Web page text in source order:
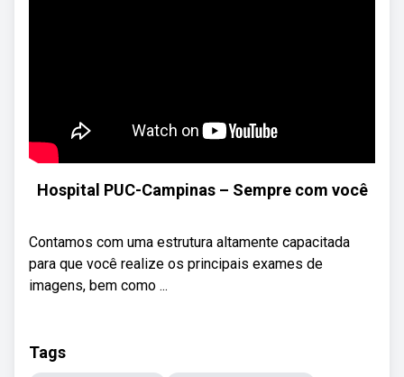
Hospital PUC-Campinas – Sempre com você
Contamos com uma estrutura altamente capacitada
para que você realize os principais exames de
imagens, bem como ...
Tags